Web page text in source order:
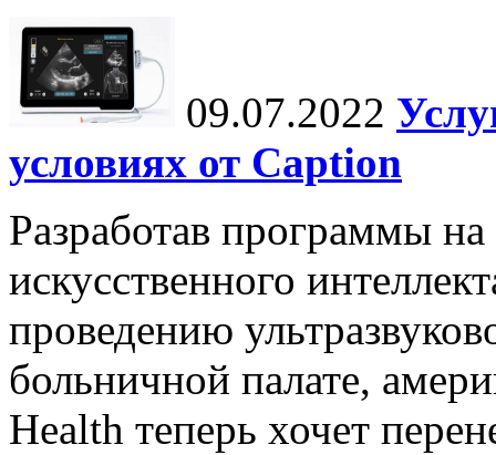
09.07.2022
условиях от Caption
Разработав программы на
искусственного
проведению
больничной палате,
Health теперь хочет